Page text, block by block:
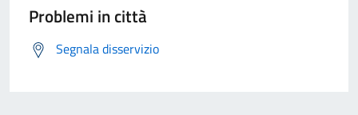
Problemi in città
Segnala disservizio